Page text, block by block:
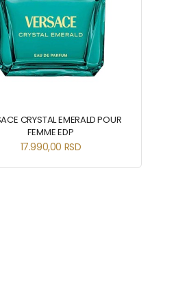
CRYSTAL EMERALD POUR
FEMME EDP
17.990,00 RSD